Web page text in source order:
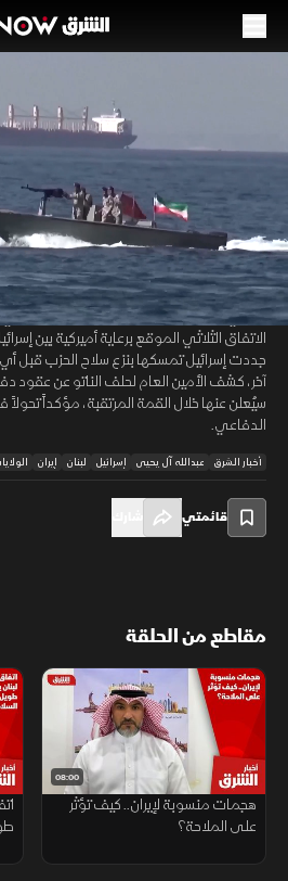
إيران تتهم أميركا بانتهاك
حول اتفاق لبنان وإسرائيل
27 يونيو 2026 52:58 أخبار
أخبار الشرق
وسط تحذيرات متزايدة بشأن الوضع الأمني
المرشد الإيراني الولايات المتحدة بانتهاك
الثوري تنفيذ هجمات ضد أهداف أميركية. وفي
الاتفاق الثلاثي الموقع برعاية أميركية بين
جددت إسرائيل تمسكها بنزع سلاح الحزب قبل
سيُعلن عنها خلال القمة المرتقبة، مؤكداً
الدفاعي.
أخبار الشرق عبدالله آل يحيى إسرائيل لبنان إيران
قائمتي
مقاطع من الحلقة
08:00
هجمات منسوبة لإيران.. كيف تؤثر
على الملاحة؟